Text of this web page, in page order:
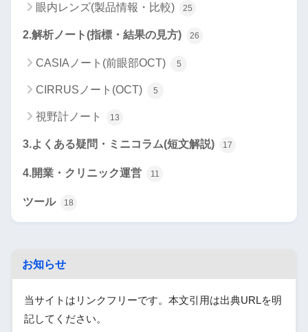
眼内レンズ(製品情報・比較) 25
2.解析ノート(指標・結果の見方) 26
CASIAノート(前眼部OCT) 5
CIRRUSノート(OCT) 5
視野計ノート 13
3.よくある疑問・ミニコラム(短文解説) 17
4.開業・クリニック運営 11
ツール 18
お知らせ
当サイトはリンクフリーです。本文引用は出典URLを明
記してください。